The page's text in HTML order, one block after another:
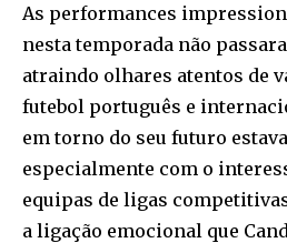
As performances
nesta temporada não
atraindo olhares atentos de
futebol português e
em torno do seu futuro
especialmente com o
equipas de ligas
a ligação emocional que